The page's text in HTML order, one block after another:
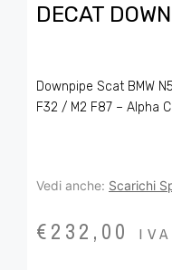
DECAT
Downpipe Scat BMW
F32 / M2 F87 – Alpha
Vedi anche: Scarichi
€232,00